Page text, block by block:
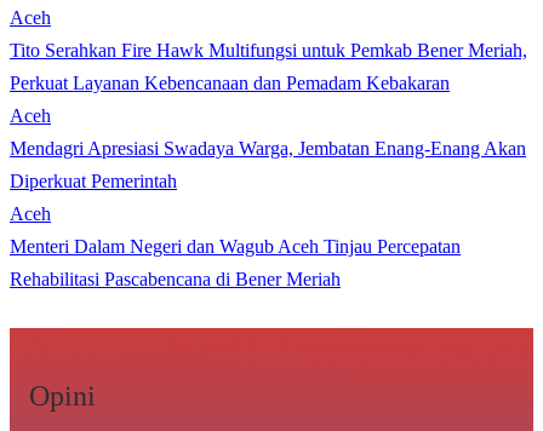
Aceh
Tito Serahkan Fire Hawk Multifungsi untuk Pemkab Bener Meriah,
Perkuat Layanan Kebencanaan dan Pemadam Kebakaran
Aceh
Mendagri Apresiasi Swadaya Warga, Jembatan Enang-Enang Akan
Diperkuat Pemerintah
Aceh
Menteri Dalam Negeri dan Wagub Aceh Tinjau Percepatan
Rehabilitasi Pascabencana di Bener Meriah
Opini